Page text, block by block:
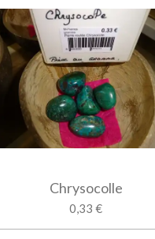
Chrysocolle
0,33 €